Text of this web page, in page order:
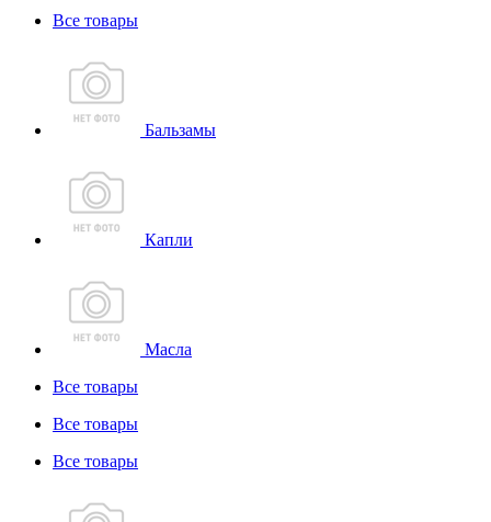
Все товары
Бальзамы
Капли
Масла
Все товары
Все товары
Все товары